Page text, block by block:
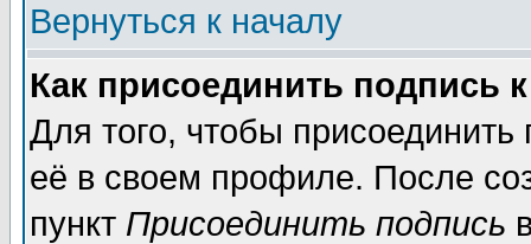
Вернуться к началу
Как присоединить подпись
Для того, чтобы
её в своем профиле. После
пункт Присоединить подпись